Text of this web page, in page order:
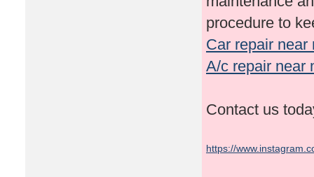
procedure to
Car repair near
A/c repair near
Contact us
https://